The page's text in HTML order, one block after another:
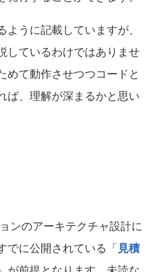
うに記載していますが、
しているわけではありませ
めて動作させつつコードと
ば、理解が深まるかと思い
ンのアーキテクチャ設計に
でに公開されている「見積